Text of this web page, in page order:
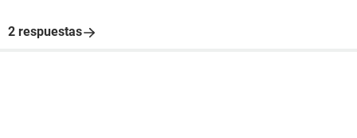
2 respuestas